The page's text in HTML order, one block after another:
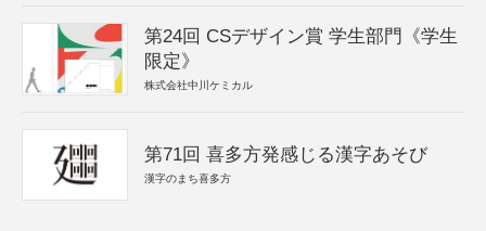
第24回 CSデザイン賞 学生部門《学生
限定》
株式会社中川ケミカル
第71回 喜多方発感じる漢字あそび
漢字のまち喜多方